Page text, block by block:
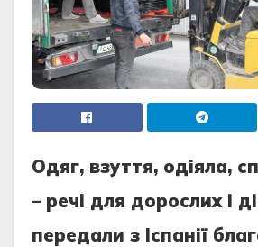
Одяг, взуття, одіяла,
– речі для дорослих і
передали з Іспанії